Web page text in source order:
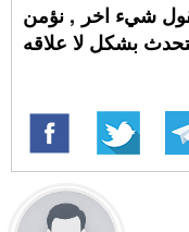
شيء اخر , نؤمن
بشكل لا علاقه